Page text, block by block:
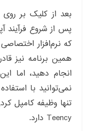
پس از شروع فرآیند
همین برنامه نیز
انجام دهید، اما
نمی‌توانید با
تنها وظیفه کامپل
Teency دارد.